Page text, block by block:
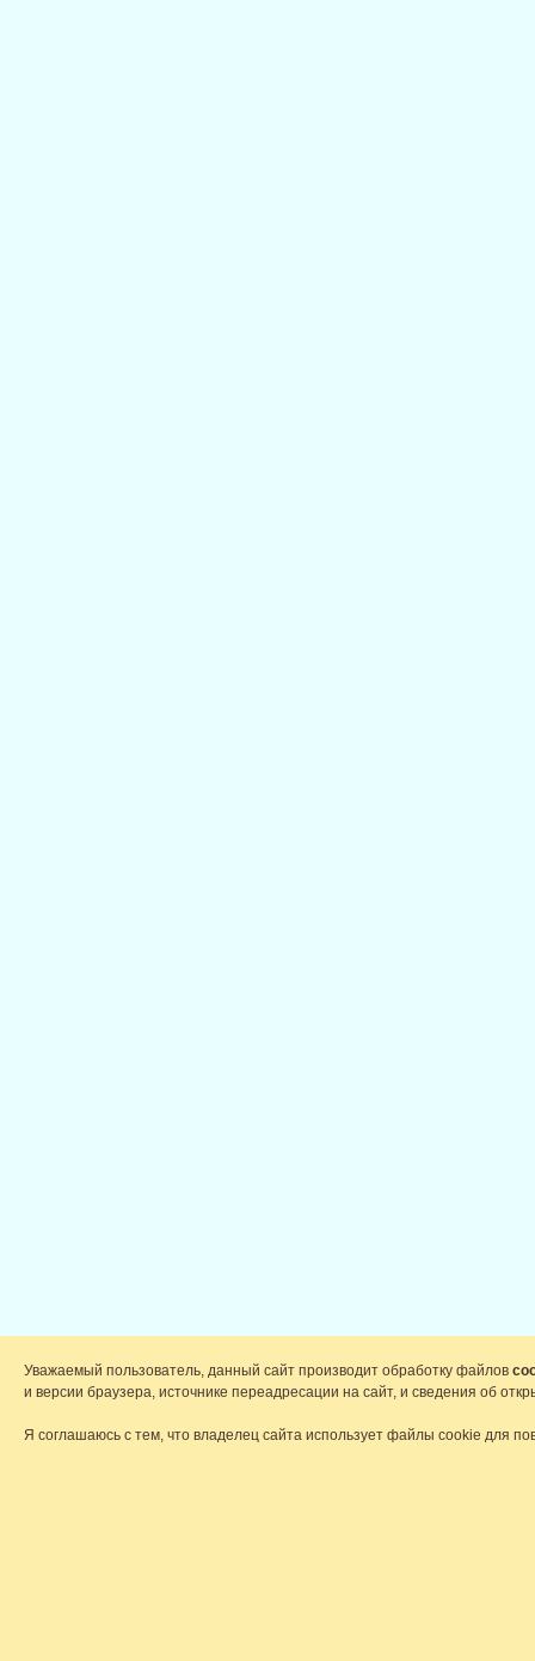
Уважаемый пользователь, данный сайт производит обработку файлов
и версии браузера, источнике переадресации на сайт, и сведения об
Я соглашаюсь с тем, что владелец сайта использует файлы cookie для